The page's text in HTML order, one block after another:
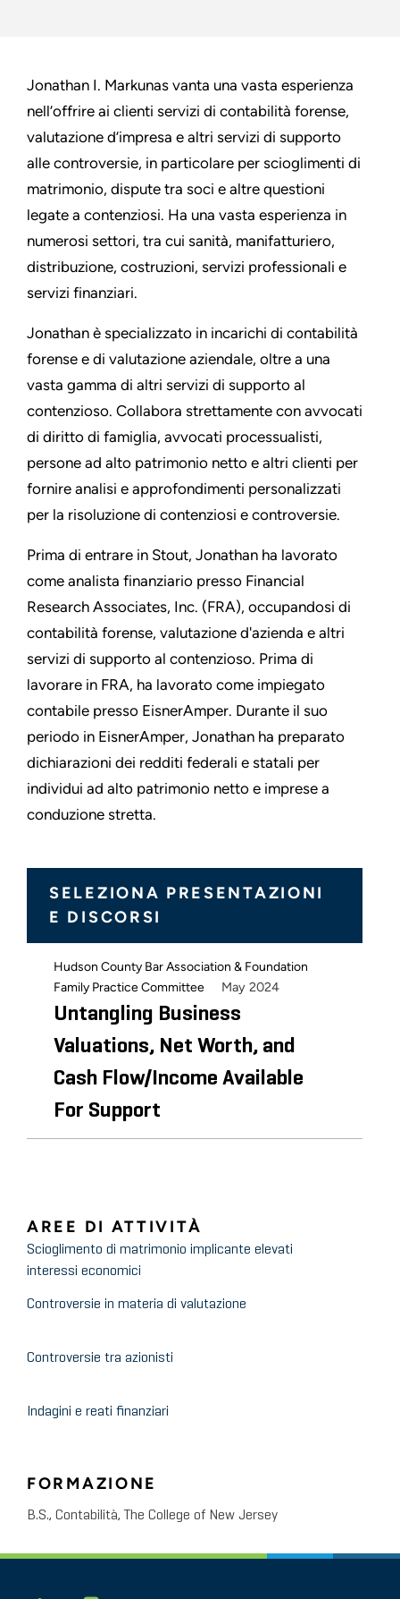
Jonathan I. Markunas vanta una vasta esperienza
nell’offrire ai clienti servizi di contabilità forense,
valutazione d’impresa e altri servizi di supporto
alle controversie, in particolare per scioglimenti di
matrimonio, dispute tra soci e altre questioni
legate a contenziosi. Ha una vasta esperienza in
numerosi settori, tra cui sanità, manifatturiero,
distribuzione, costruzioni, servizi professionali e
servizi finanziari.
Jonathan è specializzato in incarichi di contabilità
forense e di valutazione aziendale, oltre a una
vasta gamma di altri servizi di supporto al
contenzioso. Collabora strettamente con avvocati
di diritto di famiglia, avvocati processualisti,
persone ad alto patrimonio netto e altri clienti per
fornire analisi e approfondimenti personalizzati
per la risoluzione di contenziosi e controversie.
Prima di entrare in Stout, Jonathan ha lavorato
come analista finanziario presso Financial
Research Associates, Inc. (FRA), occupandosi di
contabilità forense, valutazione d'azienda e altri
servizi di supporto al contenzioso. Prima di
lavorare in FRA, ha lavorato come impiegato
contabile presso EisnerAmper. Durante il suo
periodo in EisnerAmper, Jonathan ha preparato
dichiarazioni dei redditi federali e statali per
individui ad alto patrimonio netto e imprese a
conduzione stretta.
SELEZIONA PRESENTAZIONI
E DISCORSI
Hudson County Bar Association & Foundation
Family Practice Committee
May 2024
Untangling Business
Valuations, Net Worth, and
Cash Flow/Income Available
For Support
AREE DI ATTIVITÀ
Scioglimento di matrimonio implicante elevati
interessi economici
Controversie in materia di valutazione
Controversie tra azionisti
Indagini e reati finanziari
FORMAZIONE
B.S., Contabilità, The College of New Jersey